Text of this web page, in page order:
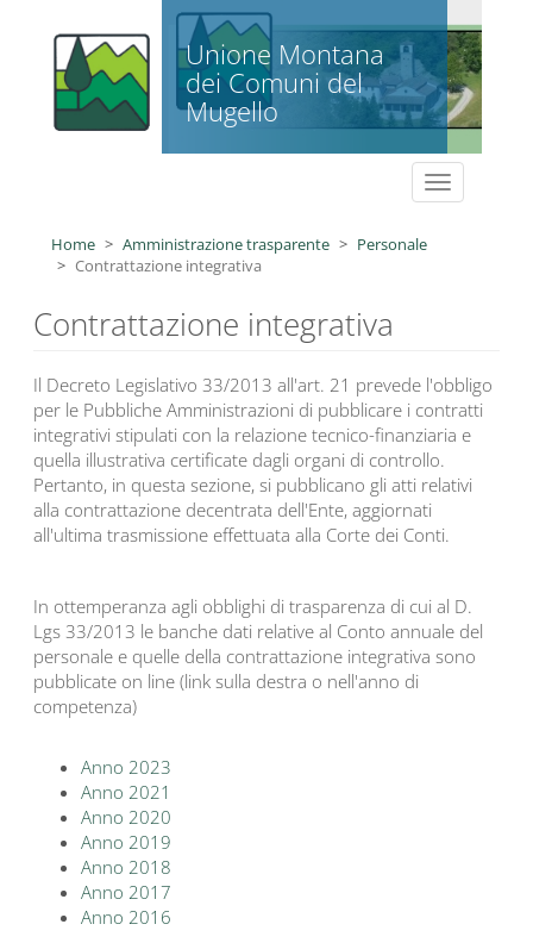
Salta al contenuto principale
Unione Montana
dei Comuni del
Mugello
Toggle
navigation
Home
Amministrazione trasparente
Personale
Contrattazione integrativa
Contrattazione integrativa
Il Decreto Legislativo 33/2013 all'art. 21 prevede l'obbligo
per le Pubbliche Amministrazioni di pubblicare i contratti
integrativi stipulati con la relazione tecnico-finanziaria e
quella illustrativa certificate dagli organi di controllo.
Pertanto, in questa sezione, si pubblicano gli atti relativi
alla contrattazione decentrata dell'Ente, aggiornati
all'ultima trasmissione effettuata alla Corte dei Conti.
In ottemperanza agli obblighi di trasparenza di cui al D.
Lgs 33/2013 le banche dati relative al Conto annuale del
personale e quelle della contrattazione integrativa sono
pubblicate on line (link sulla destra o nell'anno di
competenza)
Anno 2023
Anno 2021
Anno 2020
Anno 2019
Anno 2018
Anno 2017
Anno 2016